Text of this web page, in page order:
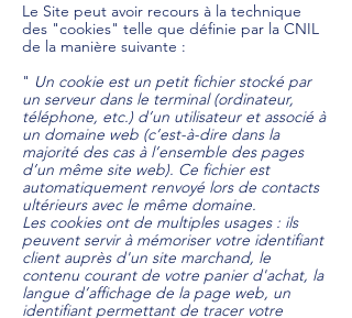
Le Site peut avoir recours à la technique
des "cookies" telle que définie par la CNIL
de la manière suivante :
" Un cookie est un petit fichier stocké par
un serveur dans le terminal (ordinateur,
téléphone, etc.) d’un utilisateur et associé à
un domaine web (c’est-à-dire dans la
majorité des cas à l’ensemble des pages
d’un même site web). Ce fichier est
automatiquement renvoyé lors de contacts
ultérieurs avec le même domaine.
Les cookies ont de multiples usages : ils
peuvent servir à mémoriser votre identifiant
client auprès d'un site marchand, le
contenu courant de votre panier d'achat, la
langue d’affichage de la page web, un
identifiant permettant de tracer votre